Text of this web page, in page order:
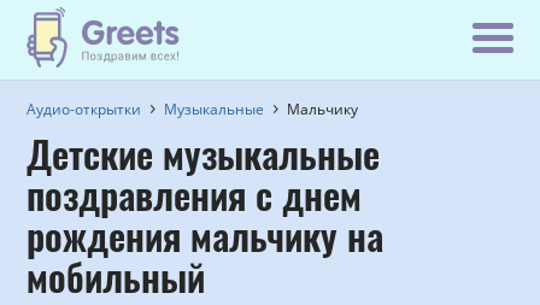
Аудио-открытки Музыкальные Мальчику
Детские музыкальные
поздравления с днем
рождения мальчику на
мобильный